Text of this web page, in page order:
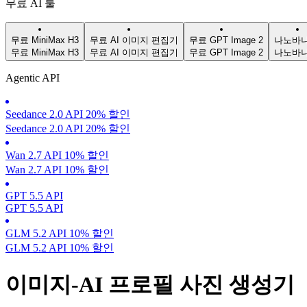
무료 AI 툴
무료 MiniMax H3
무료 MiniMax H3
무료 AI 이미지 편집기
무료 AI 이미지 편집기
무료 GPT Image 2
무료 GPT Image 2
나노바
나노바
Agentic API
Seedance 2.0 API 20% 할인
Seedance 2.0 API 20% 할인
Wan 2.7 API 10% 할인
Wan 2.7 API 10% 할인
GPT 5.5 API
GPT 5.5 API
GLM 5.2 API 10% 할인
GLM 5.2 API 10% 할인
이미지-AI 프로필 사진 생성기